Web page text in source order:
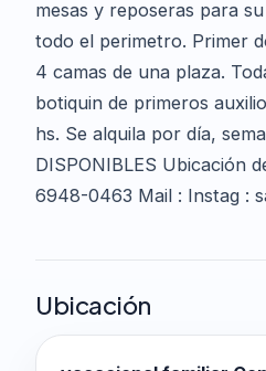
mesas y reposeras para
todo el perimetro. Primer
4 camas de una plaza.
botiquin de primeros
hs. Se alquila por día,
DISPONIBLES Ubicación
6948-0463 Mail : Instag :
Ubicación